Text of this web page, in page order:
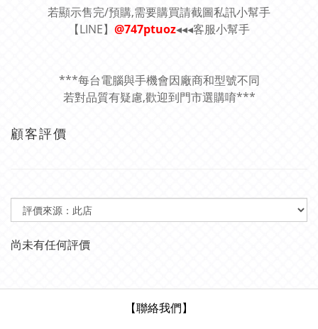
若顯示售完/預購,需要購買請截圖私訊小幫手
【LINE】 @747ptuoz◂◂◂客服小幫手
***每台電腦與手機會因廠商和型號不同
若對品質有疑慮,歡迎到門市選購唷***
顧客評價
尚未有任何評價
【聯絡我們】